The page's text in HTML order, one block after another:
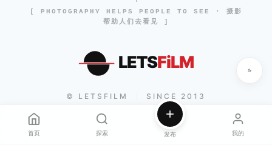
[ PHOTOGRAPHY HELPS PEOPLE TO SEE · 摄影
帮助人们去看见 ]
LETSFiLM
© LETSFILM SINCE 2013
首页 探索 发布 我的